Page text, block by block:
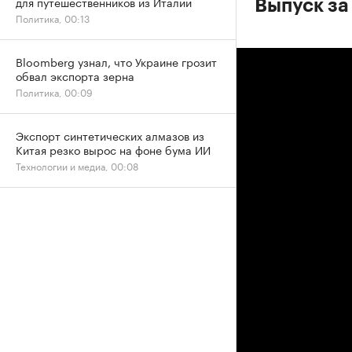
Выпуск
Политика, 00:13
Bloomberg узнал, что Украине грозит
обвал экспорта зерна
Политика, 00:09
Экспорт синтетических алмазов из
Китая резко вырос на фоне бума ИИ
Технологии и медиа, 00:08